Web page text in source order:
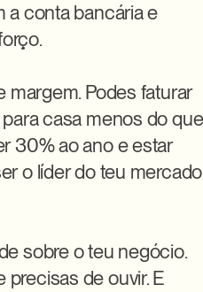
a conta bancária e
margem. Podes faturar
casa menos do que
30% ao ano e estar
o líder do teu mercado
sobre o teu negócio.
de ouvir. E